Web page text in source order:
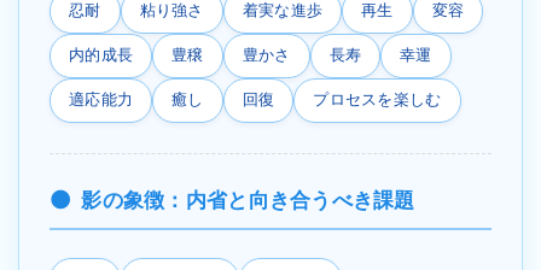
忍耐 粘り強さ 着実な進歩 再生 変容
内的成長 豊穣 豊かさ 長寿 幸運
適応能力 癒し 回復 プロセスを楽しむ
影の象徴：内省と向き合うべき課題